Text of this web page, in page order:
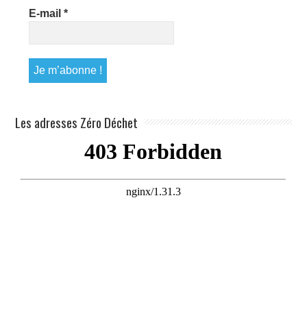
E-mail*
Les adresses Zéro Déchet